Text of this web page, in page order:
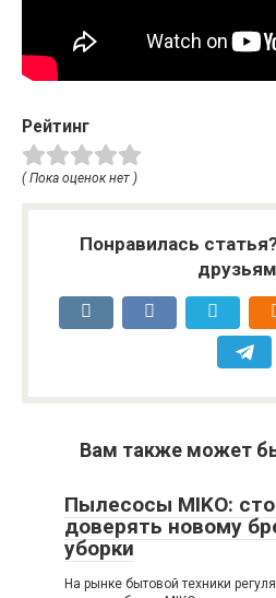
Рейтинг
( Пока оценок нет )
Понравилась
Вам также может
Пылесосы MIKO:
доверять новому
уборки
На рынке бытовой техники